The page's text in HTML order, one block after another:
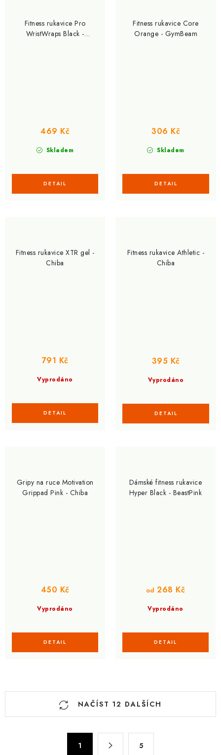
Fitness rukavice Pro
WristWraps Black -
Skladem
469 Kč
Fitness rukavice Core
Orange - GymBeam
Skladem
306 Kč
Fitness rukavice XTR gel -
Chiba
Vyprodáno
791 Kč
Fitness rukavice Athletic -
Chiba
Vyprodáno
395 Kč
Gripy na ruce Motivation
Grippad Pink - Chiba
Vyprodáno
450 Kč
Dámské fitness rukavice
Hyper Black - BeastPink
Vyprodáno
od 268 Kč
NAČÍST 12 DALŠÍCH
1 5